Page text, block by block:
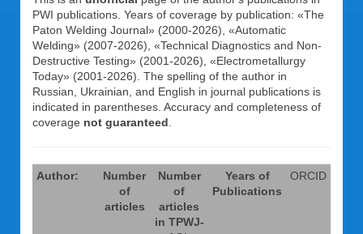
PWI publications. Years of coverage by publication: «The
Paton Welding Journal» (2000-2026), «Automatic
Welding» (2007-2026), «Technical Diagnostics and Non-
Destructive Testing» (2001-2026), «Electrometallurgy
Today» (2001-2026). The spelling of the author in
Russian, Ukrainian, and English in journal publications is
indicated in parentheses. Accuracy and completeness of
coverage not guaranteed
Author:
Number
of
articles
Number
of
articles
in TPWJ-
Years of
Publications
ORCID